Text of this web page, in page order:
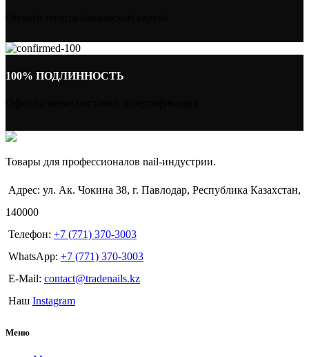
100% ПОДЛИННОСТЬ
Товары для профессионалов nail-индустрии.
Адрес: ул. Ак. Чокина 38, г. Павлодар, Республика Казахстан,
140000
Телефон: +7 (771) 370-3003
WhatsApp: +7 (771) 370-3003
E-Mail: contact@tradenails.kz
Наш Instagram
Меню